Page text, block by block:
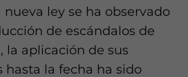
ley se ha observado
de escándalos de
la aplicación de sus
hasta la fecha ha sido